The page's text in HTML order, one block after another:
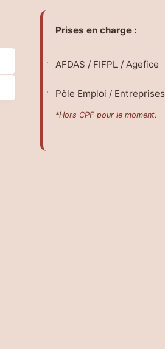
Prises en charge :
AFDAS / FIFPL / Agefice
Pôle Emploi / Entreprises
*Hors CPF pour le moment.